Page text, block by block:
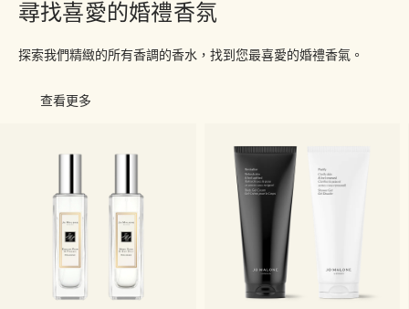
尋找喜愛的婚禮香氛
探索我們精緻的所有香調的香水，找到您最喜愛的婚禮香氣。
查看更多